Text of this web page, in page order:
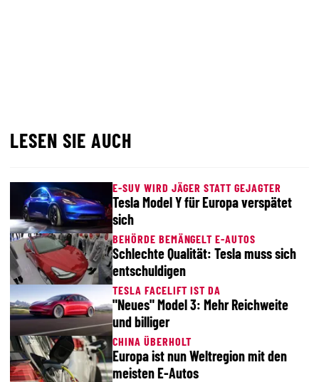
LESEN SIE AUCH
E-SUV WIRD JÄGER STATT GEJAGTER
Tesla Model Y für Europa verspätet
sich
BEHÖRDE BEMÄNGELT E-AUTOS
Schlechte Qualität: Tesla muss sich
entschuldigen
TESLA FACELIFT IST DA
"Neues" Model 3: Mehr Reichweite
und billiger
CHINA ÜBERHOLT
Europa ist nun Weltregion mit den
meisten E-Autos